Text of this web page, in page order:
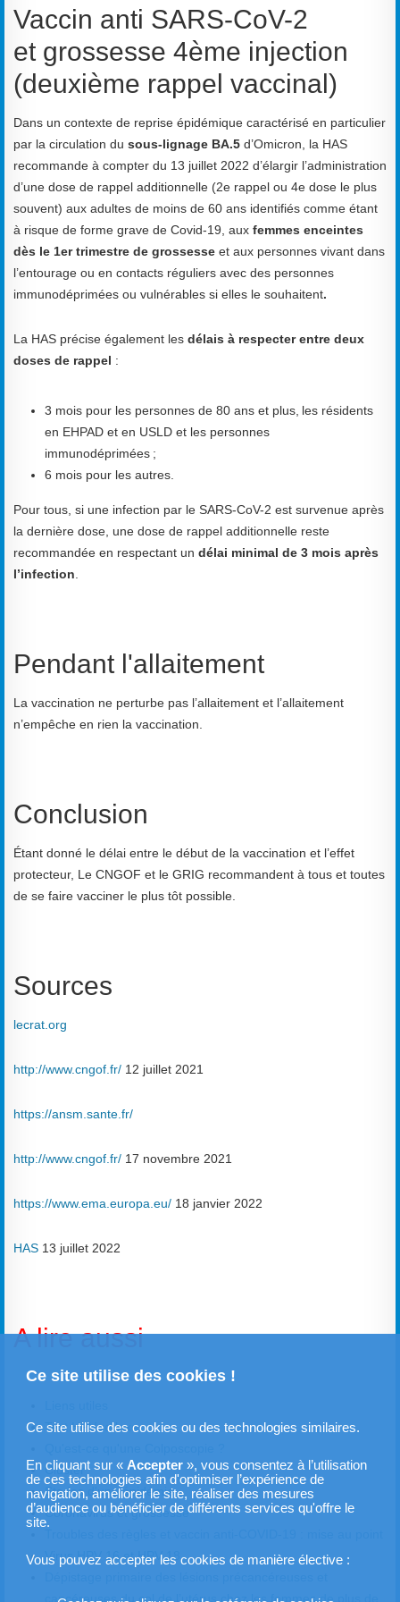
Ce site utilise des cookies !
Ce site utilise des cookies ou des technologies similaires.
En cliquant sur « Accepter», vous consentez à l’utilisation
de ces technologies afin d'optimiser l’expérience de
navigation, améliorer le site, réaliser des mesures
d’audience ou bénéficier de différents services qu'offre le
site.
Vous pouvez accepter les cookies de manière élective :
Vaccin anti SARS-CoV-2
et grossesse 4ème injection
(deuxième rappel vaccinal)
Dans un contexte de reprise épidémique caractérisé en particulier
par la circulation du sous-lignage BA.5 d’Omicron, la HAS
recommande à compter du 13 juillet 2022 d’élargir l’administration
d’une dose de rappel additionnelle (2e rappel ou 4e dose le plus
souvent) aux adultes de moins de 60 ans identifiés comme étant
à risque de forme grave de Covid-19, aux femmes enceintes
dès le 1er trimestre de grossesse et aux personnes vivant dans
l’entourage ou en contacts réguliers avec des personnes
immunodéprimées ou vulnérables si elles le souhaitent.
La HAS précise également les délais à respecter entre deux
doses de rappel :
3 mois pour les personnes de 80 ans et plus, les résidents
en EHPAD et en USLD et les personnes
immunodéprimées ;
6 mois pour les autres.
Pour tous, si une infection par le SARS-CoV-2 est survenue après
la dernière dose, une dose de rappel additionnelle reste
recommandée en respectant un délai minimal de 3 mois après
l’infection
Pendant l'allaitement
L a vaccination ne perturbe pas l’allaitement et l’allaitement
n’empêche en rien la vaccination
Conclusion
Étant donné le délai entre le début de la vaccination et l’effet
protecteur, Le CNGOF et le GRIG recommandent à tous et toutes
de se faire vacciner le plus tôt possible.
Sources
lecrat.org
http://www.cngof.fr/ 12 juillet 2021
https://ansm.sante.fr/
http://www.cngof.fr/ 17 novembre 2021
https://www.ema.europa.eu/ 18 janvier 2022
HAS 13 juillet 2022
A lire aussi
Test HPV reflexe
Cluster
Stades d'une épidémie
Coronavirus et grossesse
Virus HPV 16 et HPV 18
cancéreuses du col de l’utérus chez les femmes de plus de